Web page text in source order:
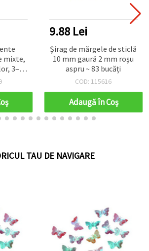
mixte,
3–10
g
9.88 Lei
Șirag de mărgele de sticlă
10 mm gaură 2 mm roșu
aspru ~ 83 bucăți
COD: 115616
Adaugă în Coş
TAU DE NAVIGARE